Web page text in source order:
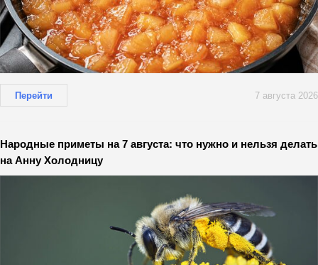
Перейти 7 августа 2026
Народные приметы на 7 августа: что нужно и нельзя делать
на Анну Холодницу